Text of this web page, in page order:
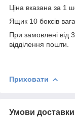
Ціна вказана за 1
Ящик 10 боксів
При замовлені від
відділення пошти.
Приховати
Умови доставки